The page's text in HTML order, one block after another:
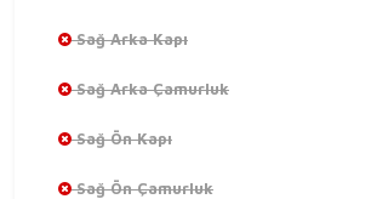
Sağ Arka Kapı
Sağ Arka Çamurluk
Sağ Ön Kapı
Sağ Ön Çamurluk